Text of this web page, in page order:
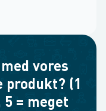
vores
produkt? (1
= meget